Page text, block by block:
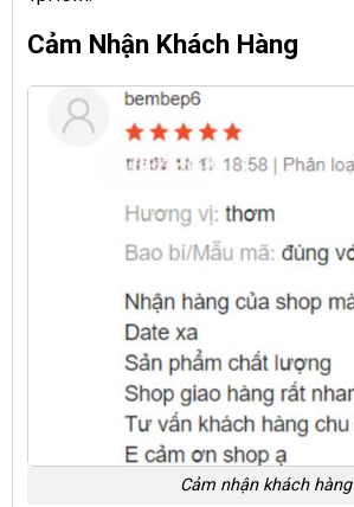
Cảm Nhận Khách Hàng
Cảm nhận khách hàng